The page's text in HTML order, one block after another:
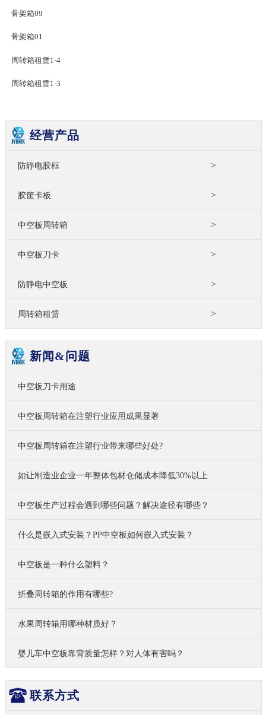
骨架箱09
骨架箱01
周转箱租赁1-4
周转箱租赁1-3
经营产品
防静电胶框 >
胶筐卡板 >
中空板周转箱 >
中空板刀卡 >
防静电中空板 >
周转箱租赁 >
新闻&问题
中空板刀卡用途
中空板周转箱在注塑行业应用成果显著
中空板周转箱在注塑行业带来哪些好处?
如让制造业企业一年整体包材仓储成本降低30%以上
中空板生产过程会遇到哪些问题？解决途径有哪些？
什么是嵌入式安装？PP中空板如何嵌入式安装？
中空板是一种什么塑料？
折叠周转箱的作用有哪些?
水果周转箱用哪种材质好？
婴儿车中空板靠背质量怎样？对人体有害吗？
联系方式